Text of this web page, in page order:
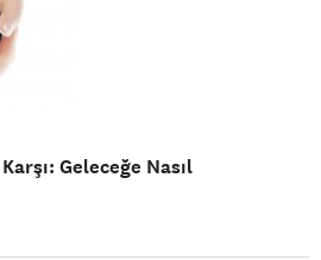
Geleceğe Nasıl